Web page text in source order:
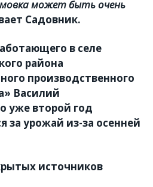
может быть очень
Садовник.
в селе
района
производственного
Василий
уже второй год
за урожай из-за осенней
источников